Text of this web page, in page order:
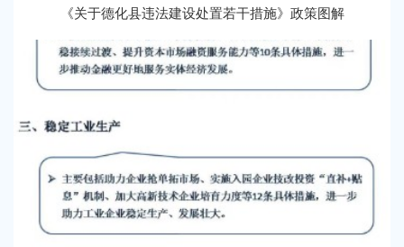
《关于德化县违法建设处置若干措施》政策图解